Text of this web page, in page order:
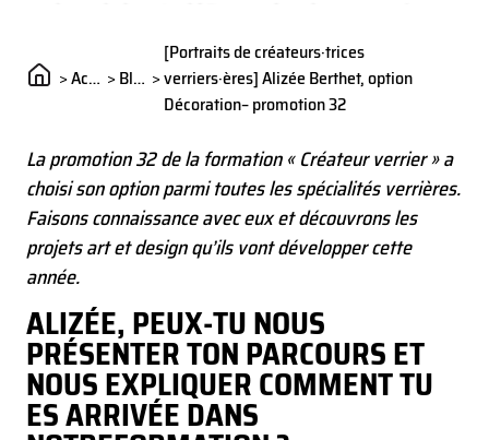
une AI.
> Actualités > Blog >
[Portraits de créateurs·trices
verriers·ères] Alizée Berthet, option
Décoration– promotion 32
La promotion 32 de la formation « Créateur verrier » a
choisi son option parmi toutes les spécialités verrières.
Faisons connaissance avec eux et découvrons les
projets art et design qu’ils vont développer cette
année.
ALIZÉE, PEUX-TU NOUS
PRÉSENTER TON PARCOURS ET
NOUS EXPLIQUER COMMENT TU
ES ARRIVÉE DANS